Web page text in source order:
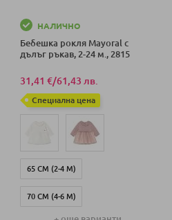
НАЛИЧНО
Бебешка рокля Mayoral с
дълъг ръкав, 2-24 м., 2815
31,41 €/61,43 лв.
Специална цена
65 СМ (2-4 М)
70 СМ (4-6 М)